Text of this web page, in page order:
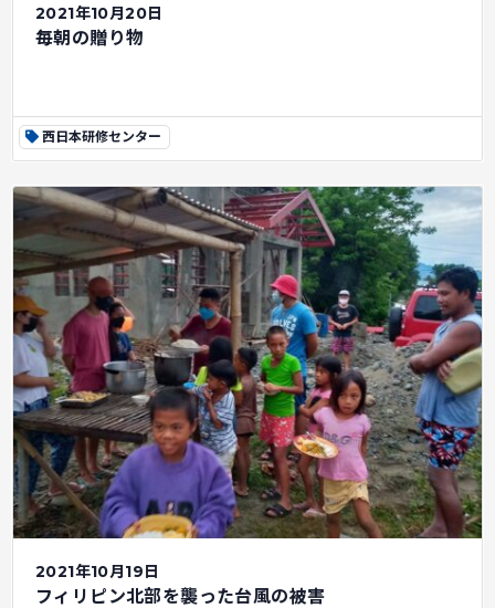
2021年10月20日
毎朝の贈り物
西日本研修センター
2021年10月19日
フィリピン北部を襲った台風の被害